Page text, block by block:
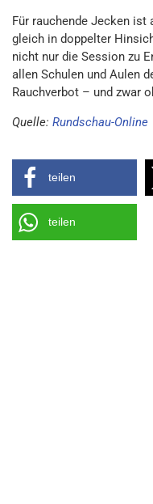
Für rauchende Jecken
gleich in doppelter
nicht nur die Session zu
allen Schulen und Aulen
Rauchverbot – und zwar
Quelle: Rundschau-Online
teilen
teilen